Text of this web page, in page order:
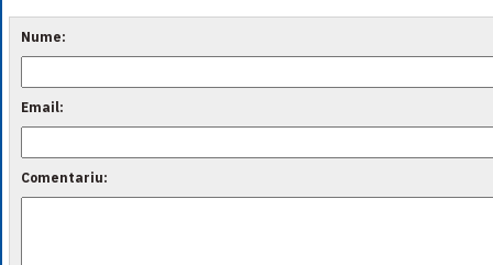
Nume:
Email:
Comentariu: